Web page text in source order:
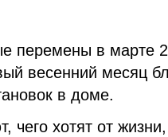
перемены в марте
весенний месяц
в доме.
чего хотят от